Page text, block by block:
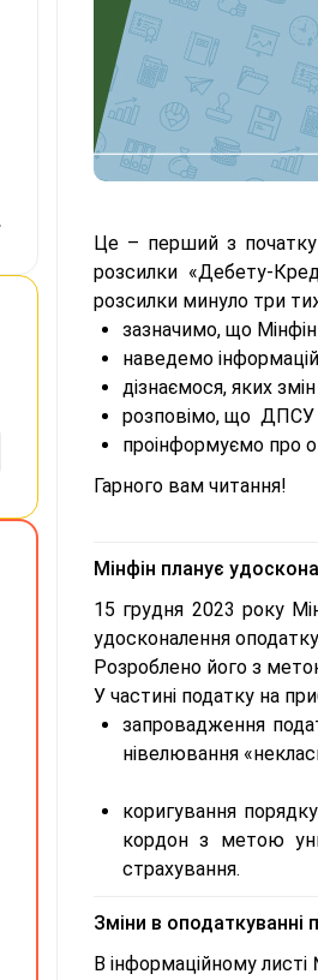
Це – перший з початку
розсилки «Дебету-
розсилки минуло три
зазначимо, що Мінфін
наведемо
дізнаємося, яких
розповімо, що ДПСУ
проінформуємо про
Гарного вам читання!
Мінфін планує
15 грудня 2023 року
удосконалення
Розроблено його з
У частині податку на
запровадження
нівелювання
коригування
кордон з метою
страхування.
Зміни в оподаткуванні
В інформаційному